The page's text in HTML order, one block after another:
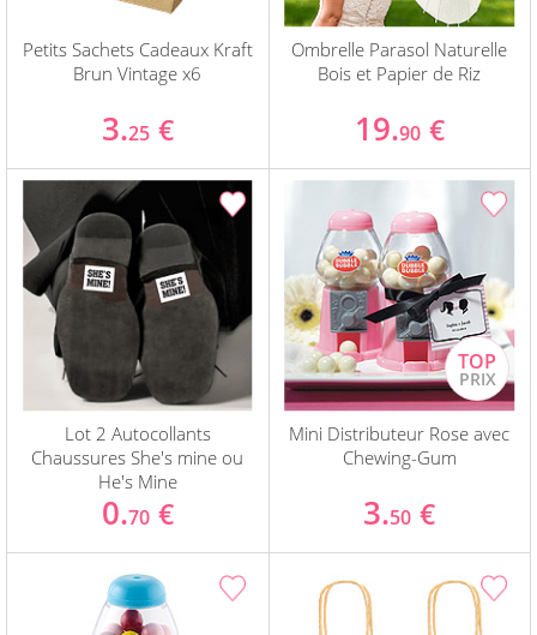
Petits Sachets Cadeaux Kraft
Brun Vintage x6
3.25 €
Ombrelle Parasol Naturelle
Bois et Papier de Riz
19.90 €
Lot 2 Autocollants
Chaussures She's mine ou
He's Mine
0.70 €
Mini Distributeur Rose avec
Chewing-Gum
3.50 €